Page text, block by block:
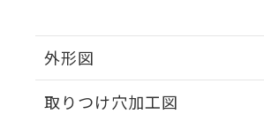
外形図
取りつけ穴加工図